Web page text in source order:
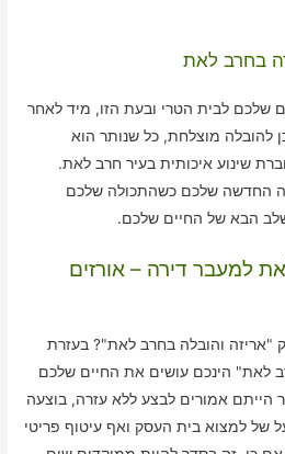
בחרב לאת
שלכם לבית הטרי ובעת הזו, מיד לאחר
להובלה מוצלחת, כל שנותר הוא
שינוע איכותית בעיר חרב לאת.
החדשה שלכם כשהתכולה שלכם
הבא של החיים שלכם.
למעבר דירה – אורזים
"אריזה והובלה בחרב לאת"? בעזרת
לאת" הינכם עושים את החיים שלכם
הייתם אמורים לבצע ללא עזרה, בוצעה
של למצוא בית העסק ואף עיטוף פריטי